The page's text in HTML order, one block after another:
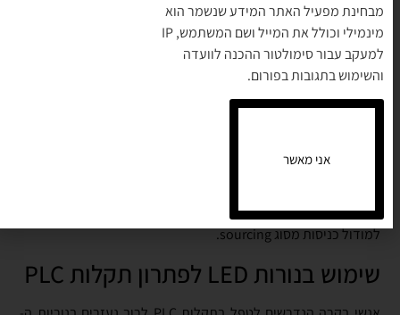
כוללות חיישני קרבה ומפסקים פוטו-אלקטריים.
צבעי המוליכיםים תואמים לתקן. המוליך החום מתחבר לאספקה
החיובית בדרך כלל +24 וולט DC. המוליך הכחול מתחבר לחזרת ספק
הכוח. המוליך השחור משמש כמוצא האות ומספק כניסה לרכיב אחר
כמו מודול כניסות של PLC.
למודול כניסות מסוג sourcing.
שימוש בנורות LED לפתרון תקלות PLC
מבחינת מפעיל האתר המידע שנשמר הוא
מינמילי וכולל את המייל ושם המשתמש, IP
למעקב עבור סימולטור ההכנה לוועדה
והשימוש בתגובות בפורום.
אני מאשר